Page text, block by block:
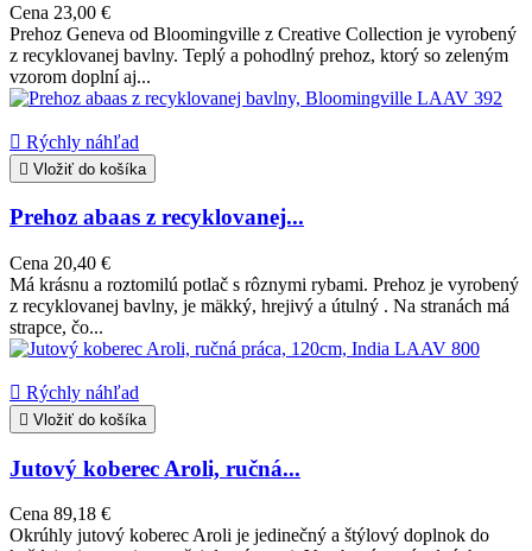
Cena 23,00 €
Prehoz Geneva od Bloomingville z Creative Collection je vyrobený
z recyklovanej bavlny. Teplý a pohodlný prehoz, ktorý so zeleným
vzorom doplní aj...
 Rýchly náhľad
 Vložiť do košíka
Prehoz abaas z recyklovanej...
Cena 20,40 €
Má krásnu a roztomilú potlač s rôznymi rybami. Prehoz je vyrobený
z recyklovanej bavlny, je mäkký, hrejivý a útulný . Na stranách má
strapce, čo...
 Rýchly náhľad
 Vložiť do košíka
Jutový koberec Aroli, ručná...
Cena 89,18 €
Okrúhly jutový koberec Aroli je jedinečný a štýlový doplnok do